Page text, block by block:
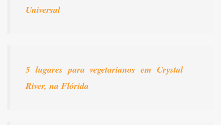
Universal
5 lugares para vegetarianos em Crystal
River, na Flórida